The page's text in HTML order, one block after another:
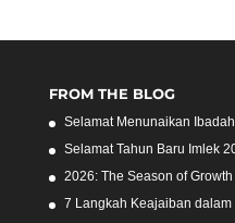
FROM THE BLOG
Selamat Menunaikan
Selamat Tahun Baru Imlek
2026: The Season of Growth
7 Langkah Keajaiban dalam